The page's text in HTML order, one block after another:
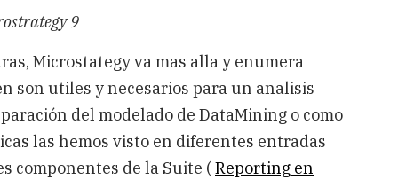
9
Microstategy va mas alla y enumera
son utiles y necesarios para un analisis
del modelado de DataMining o como
las hemos visto en diferentes entradas
componentes de la Suite (Reporting en